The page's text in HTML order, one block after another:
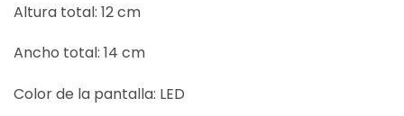
Altura total: 12 cm
Ancho total: 14 cm
Color de la pantalla: LED